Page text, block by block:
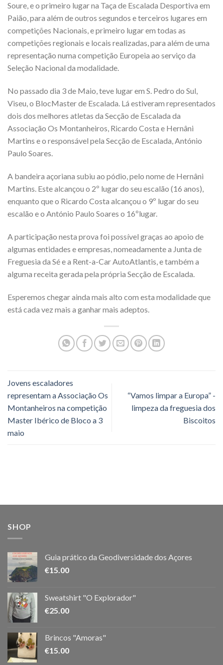
Soure, e o primeiro lugar na Taça de Escalada Desportiva em
Paião, para além de outros segundos e terceiros lugares em
competições Nacionais, e primeiro lugar em todas as
competições regionais e locais realizadas, para além de uma
representação numa competição Europeia ao serviço da
Seleção Nacional da modalidade.
No passado dia 3 de Maio, teve lugar em S. Pedro do Sul,
Viseu, o BlocMaster de Escalada. Lá estiveram representados
dois dos melhores atletas da Secção de Escalada da
Associação Os Montanheiros, Ricardo Costa e Hernâni
Martins e o responsável pela Secção de Escalada, António
Paulo Soares.
A bandeira açoriana subiu ao pódio, pelo nome de Hernâni
Martins. Este alcançou o 2º lugar do seu escalão (16 anos),
enquanto que o Ricardo Costa alcançou o 9º lugar do seu
escalão e o António Paulo Soares o 16ºlugar.
A participação nesta prova foi possível graças ao apoio de
algumas entidades e empresas, nomeadamente a Junta de
Freguesia da Sé e a Rent-a-Car AutoAtlantis, e também a
alguma receita gerada pela própria Secção de Escalada.
Esperemos chegar ainda mais alto com esta modalidade que
está cada vez mais a ganhar mais adeptos.
Jovens escaladores
representam a Associação Os
Montanheiros na competição
Master Ibérico de Bloco a 3
maio
“Vamos limpar a Europa” -
limpeza da freguesia dos
Biscoitos
SHOP
Guia prático da Geodiversidade dos Açores
€15.00
Sweatshirt "O Explorador"
€25.00
Brincos "Amoras"
€15.00